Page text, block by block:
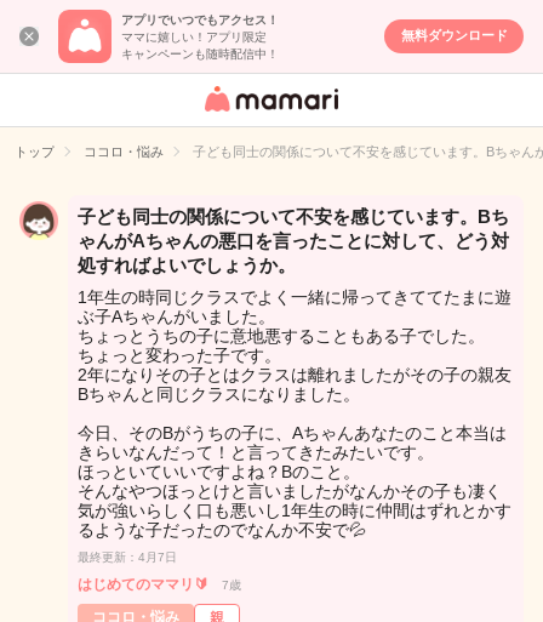
アプリでいつでもアクセス！
ママに嬉しい！アプリ限定
キャンペーンも随時配信中！
無料ダウンロード
女性専用匿名QA
イト
トップ ココロ・悩み 子ども同士の関係について不安を感じています。Bちゃ
子ども同士の関係について不安を感じています。Bち
ゃんがAちゃんの悪口を言ったことに対して、どう対
処すればよいでしょうか。
1年生の時同じクラスでよく一緒に帰ってきててたまに遊
ぶ子Aちゃんがいました。
ちょっとうちの子に意地悪することもある子でした。
ちょっと変わった子です。
2年になりその子とはクラスは離れましたがその子の親友
Bちゃんと同じクラスになりました。
今日、そのBがうちの子に、Aちゃんあなたのこと本当は
きらいなんだって！と言ってきたみたいです。
ほっといていいですよね？Bのこと。
そんなやつほっとけと言いましたがなんかその子も凄く
気が強いらしく口も悪いし1年生の時に仲間はずれとかす
るような子だったのでなんか不安で💦
最終更新：4月7日
はじめてのママリ🔰 7歳
ココロ・悩み 親